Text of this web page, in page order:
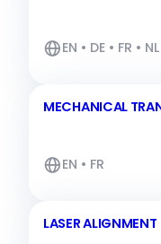
EN • DE • FR • NL
MECHANICAL
EN • FR
LASER ALIGNMENT